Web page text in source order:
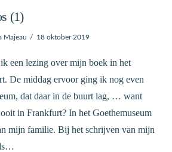
(1)
Majeau 18 oktober 2019
een lezing over mijn boek in het
De middag ervoor ging ik nog even
dat daar in de buurt lag, … want
in Frankfurt? In het Goethemuseum
mijn familie. Bij het schrijven van mijn